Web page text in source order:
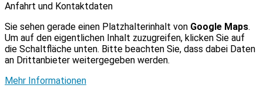
Anfahrt und Kontaktdaten
Sie sehen gerade einen Platzhalterinhalt von Google Maps.
Um auf den eigentlichen Inhalt zuzugreifen, klicken Sie auf
die Schaltfläche unten. Bitte beachten Sie, dass dabei Daten
an Drittanbieter weitergegeben werden.
Mehr Informationen